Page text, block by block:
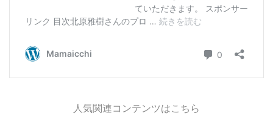
人気関連コンテンツはこちら